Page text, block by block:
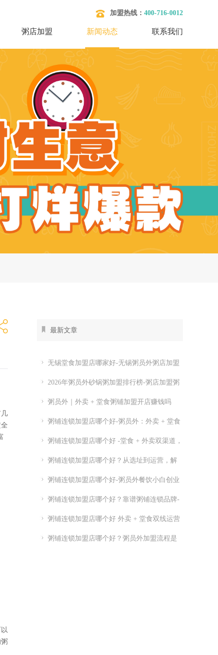
加盟热线： 400-716-0012
粥店加盟 新闻动态 联系我们
最新文章
无锡堂食加盟店哪家好-无锡粥员外粥店加盟
2026年粥员外砂锅粥加盟排行榜-粥店加盟粥
员外开店怎么样
粥员外｜外卖 + 堂食粥铺加盟开店赚钱吗
粥铺连锁加盟店哪个好-粥员外：外卖 + 堂食
粥铺加盟
粥铺连锁加盟店哪个好 -堂食 + 外卖双渠道，
优质连锁粥员外加盟推荐
粥铺连锁加盟店哪个好？从选址到运营，解
析连锁开店关键点
粥铺连锁加盟店哪个好-粥员外餐饮小白创业
指南-粥员外加盟官网
粥铺连锁加盟店哪个好？靠谱粥铺连锁品牌-
实力供应链 + 总部扶持
粥铺连锁加盟店哪个好 外卖 + 堂食双线运营
品牌推荐
粥铺连锁加盟店哪个好？粥员外加盟流程是